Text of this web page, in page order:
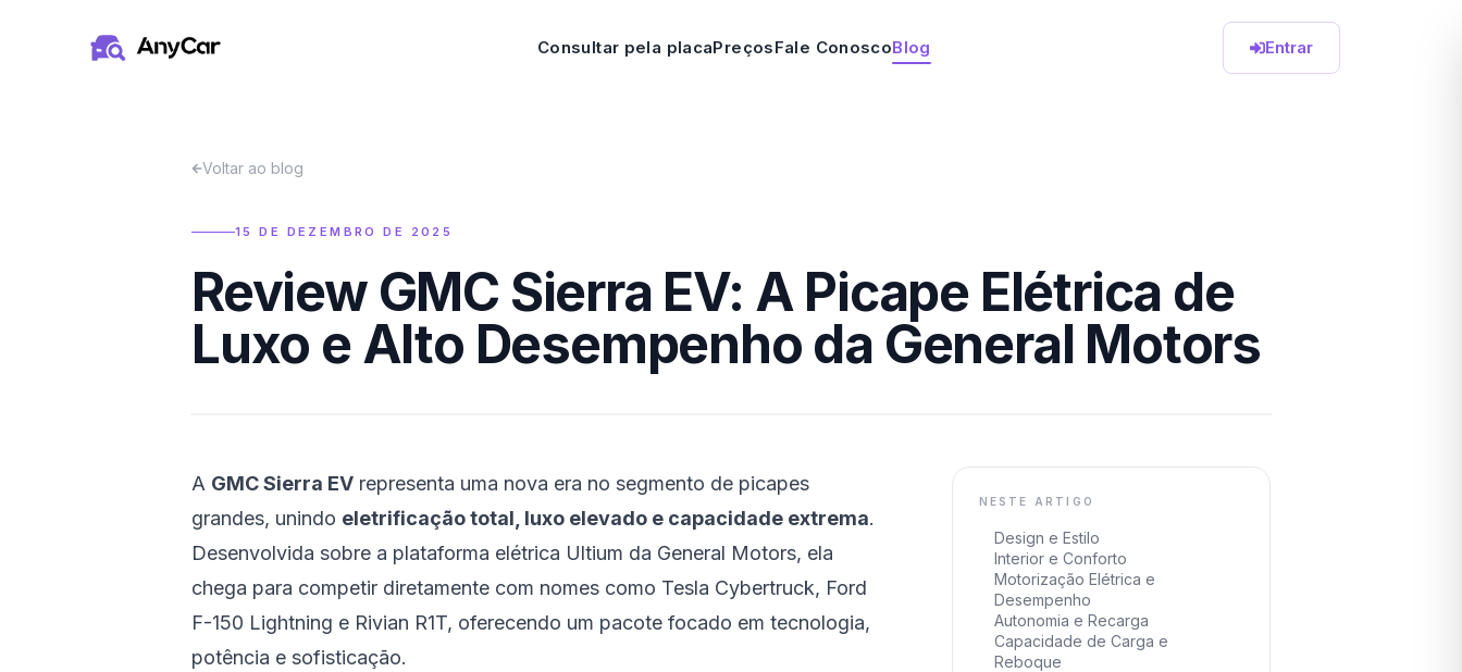
Consultar pela placaPreçosFale ConoscoBlog Entrar
Voltar ao blog
15 DE DEZEMBRO DE 2025
Review GMC Sierra EV: A Picape Elétrica de
Luxo e Alto Desempenho da General Motors
A GMC Sierra EV representa uma nova era no segmento de picapes
grandes, unindo eletrificação total, luxo elevado e capacidade extrema.
Desenvolvida sobre a plataforma elétrica Ultium da General Motors, ela
chega para competir diretamente com nomes como Tesla Cybertruck, Ford
F-150 Lightning e Rivian R1T, oferecendo um pacote focado em tecnologia,
potência e sofisticação.
NESTE ARTIGO
Design e Estilo
Interior e Conforto
Motorização Elétrica e
Desempenho
Autonomia e Recarga
Capacidade de Carga e
Reboque